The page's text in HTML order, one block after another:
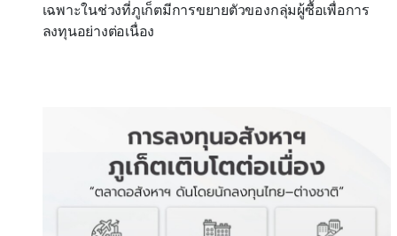
เฉพาะในช่วงที่ภูเก็ตมีการขยายตัวของกลุ่มผู้ซื้อเพื่อการ
ลงทุนอย่างต่อเนื่อง